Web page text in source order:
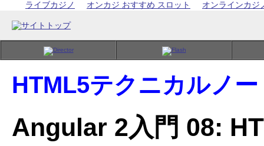
ライブカジノ オンカジ おすすめ スロット オンラインカジ
HTML5テクニカルノー
Angular 2入門 08: